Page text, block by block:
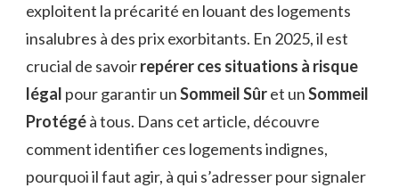
exploitent la précarité en louant des logements
insalubres à des prix exorbitants. En 2025, il est
crucial de savoirrepérer ces situations à risque
légal pour garantir unSommeil Sûret unSommeil
Protégéà tous. Dans cet article, découvre
comment identifier ces logements indignes,
pourquoi il faut agir, à qui s’adresser pour signaler